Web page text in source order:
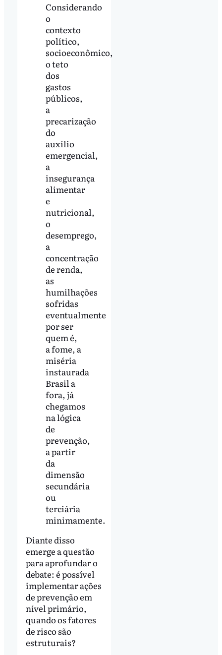
Considerando
o
contexto
político,
socioeconômico,
o teto
dos
gastos
públicos,
a
precarização
do
auxílio
emergencial,
a
insegurança
alimentar
e
nutricional,
o
desemprego,
a
concentração
de renda,
as
humilhações
sofridas
eventualmente
por ser
quem é,
a fome, a
miséria
instaurada
Brasil a
fora, já
chegamos
na lógica
de
prevenção,
a partir
da
dimensão
secundária
ou
terciária
minimamente.
Diante disso
emerge a questão
para aprofundar o
debate: é possível
implementar ações
de prevenção em
nível primário,
quando os fatores
de risco são
estruturais?